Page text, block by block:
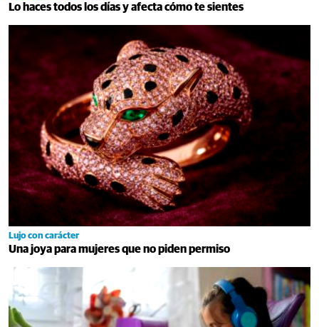
Lo haces todos los días y afecta cómo te sientes
Lujo con carácter
Una joya para mujeres que no piden permiso